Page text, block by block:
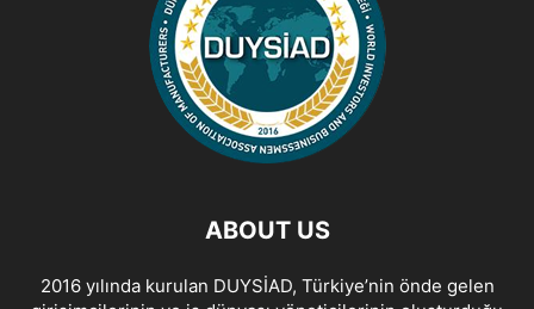
ABOUT US
2016 yılında kurulan DUYSİAD, Türkiye’nin önde gelen